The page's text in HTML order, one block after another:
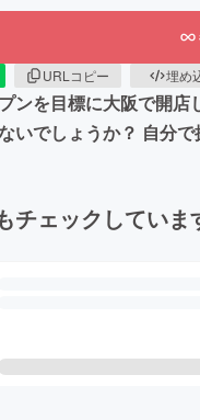
URLコピー 埋め
ンを目標に大阪で開
でしょうか？ 自分
チェックしていま